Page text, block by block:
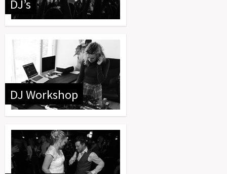
DJ’s
DJ Workshop